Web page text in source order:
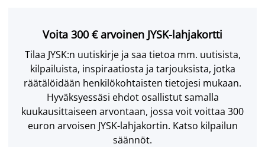
Voita 300 € arvoinen JYSK-lahjakortti
Tilaa JYSK:n uutiskirje ja saa tietoa mm. uutisista,
kilpailuista, inspiraatiosta ja tarjouksista, jotka
räätälöidään henkilökohtaisten tietojesi mukaan.
Hyväksyessäsi ehdot osallistut samalla
kuukausittaiseen arvontaan, jossa voit voittaa 300
euron arvoisen JYSK-lahjakortin. Katso kilpailun
säännöt.